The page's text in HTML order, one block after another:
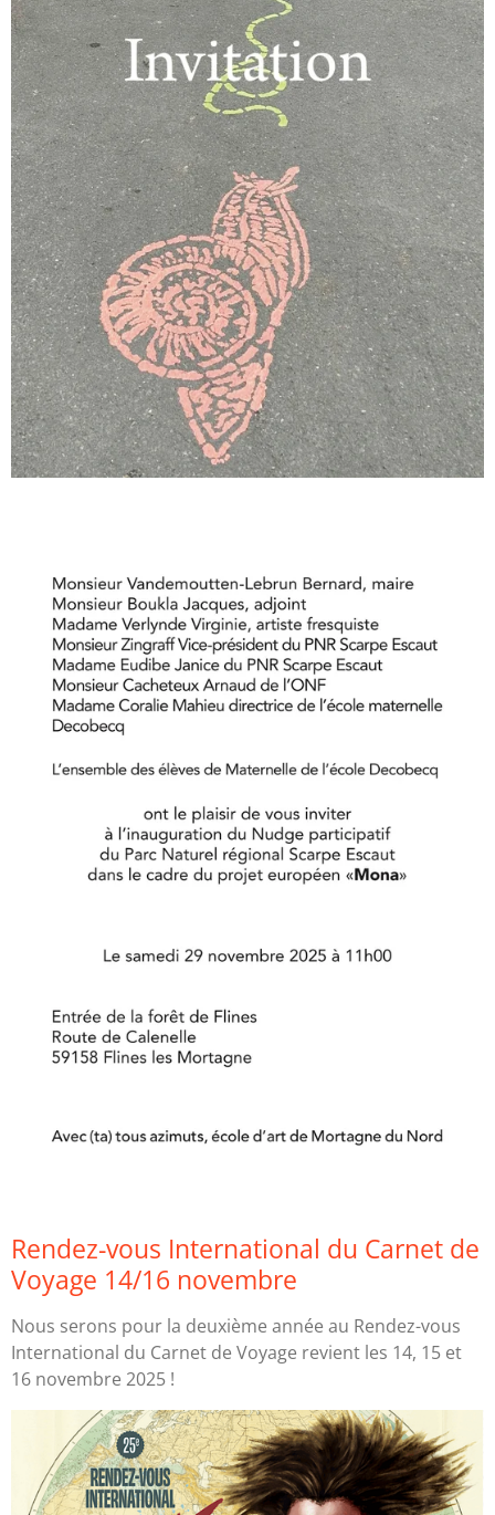
Rendez-vous International du Carnet de
Voyage 14/16 novembre
Nous serons pour la deuxième année au Rendez-vous
International du Carnet de Voyage revient les 14, 15 et
16 novembre 2025 !